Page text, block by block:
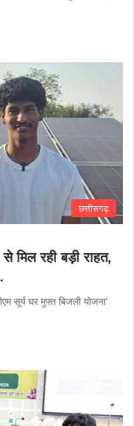
छत्तीसगढ़
मिल रही बड़ी राहत,
सूर्य घर मुफ्त बिजली योजना’